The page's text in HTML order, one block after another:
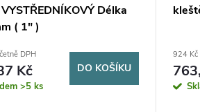
Délka
( 1" )
DPH
Kč
>5 ks
DO KOŠÍKU
924 Kč